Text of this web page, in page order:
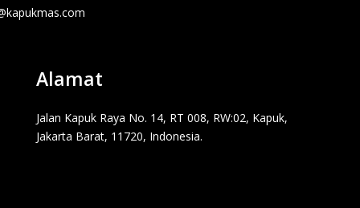
Alamat
Jalan Kapuk Raya No. 14, RT 008, RW:02, Kapuk,
Jakarta Barat, 11720, Indonesia.